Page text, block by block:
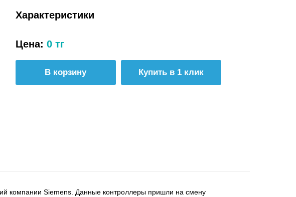
Характеристики
Цена: 0 тг
Купить в 1 клик
компании Siemens. Данные контроллеры пришли на смену